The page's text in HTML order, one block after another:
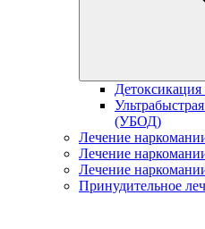
Детоксикация
(УБОД)
Лечение
Лечение
Лечение
Принудительное